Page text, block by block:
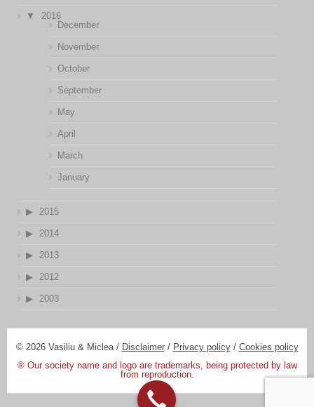
2016
December
November
October
September
May
April
March
January
2015
2014
2013
2012
2003
© 2026 Vasiliu & Miclea / Disclaimer/ Privacy policy/ Cookies policy
® Our society name and logo are trademarks, being protected by law
from reproduction.